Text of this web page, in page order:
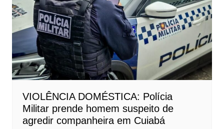
VIOLÊNCIA DOMÉSTICA: Polícia
Militar prende homem suspeito de
agredir companheira em Cuiabá